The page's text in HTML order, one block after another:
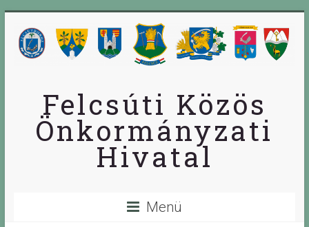
Felcsúti Közös
Önkormányzati
Hivatal
Menü